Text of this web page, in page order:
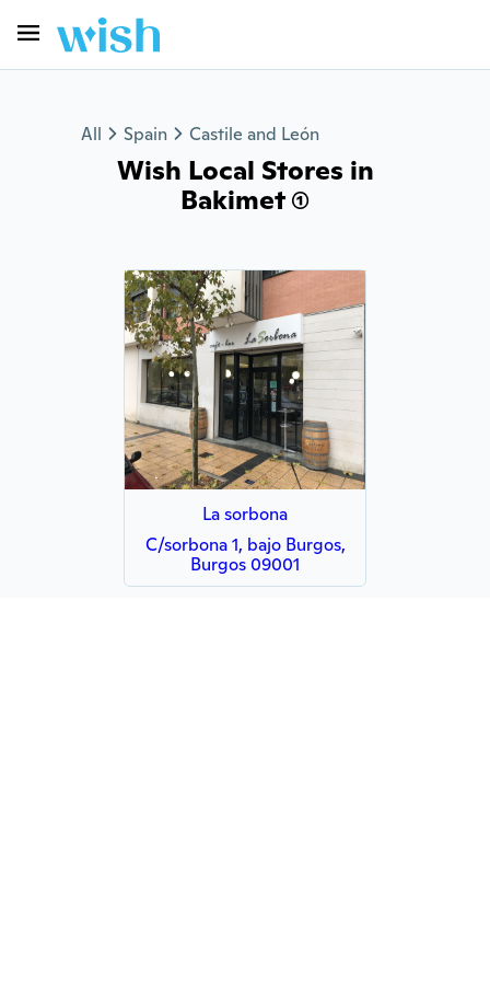
All Spain Castile and León
Wish Local Stores in
Bakimet (1)
La sorbona
C/sorbona 1, bajo Burgos,
Burgos 09001